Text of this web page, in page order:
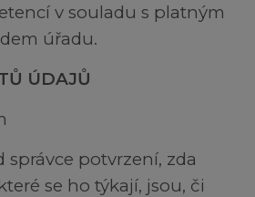
v souladu s platným
úřadu.
ÚDAJŮ
správce potvrzení, zda
se ho týkají, jsou, či